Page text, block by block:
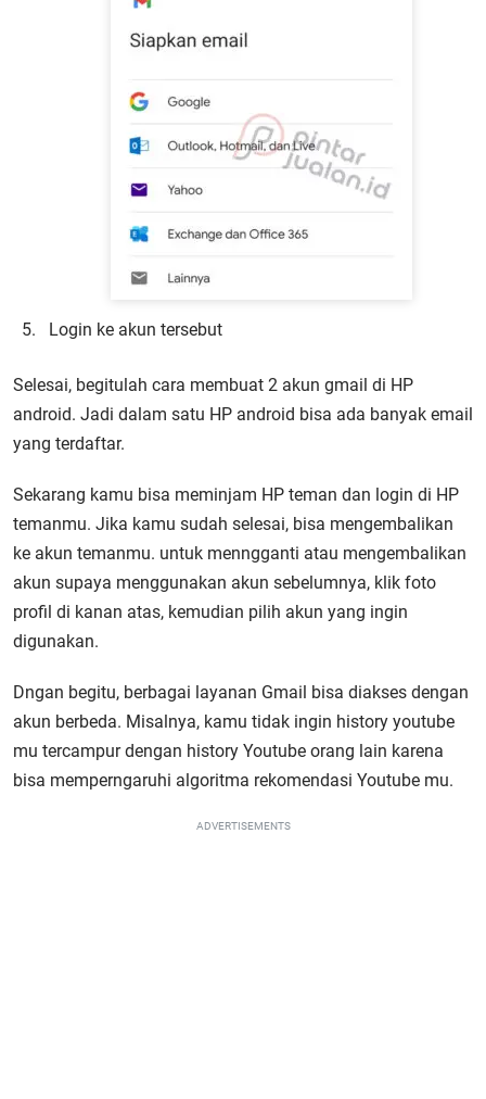
Login ke akun tersebut
Selesai, begitulah cara membuat 2 akun gmail di HP
android. Jadi dalam satu HP android bisa ada banyak email
yang terdaftar.
Sekarang kamu bisa meminjam HP teman dan login di HP
temanmu. Jika kamu sudah selesai, bisa mengembalikan
ke akun temanmu. untuk menngganti atau mengembalikan
akun supaya menggunakan akun sebelumnya, klik foto
profil di kanan atas, kemudian pilih akun yang ingin
digunakan.
Dngan begitu, berbagai layanan Gmail bisa diakses dengan
akun berbeda. Misalnya, kamu tidak ingin history youtube
mu tercampur dengan history Youtube orang lain karena
bisa memperngaruhi algoritma rekomendasi Youtube mu.
ADVERTISEMENTS